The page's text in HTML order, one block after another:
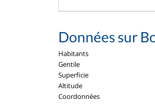
Données sur
Habitants
Gentile
Superficie
Altitude
Coordonnées